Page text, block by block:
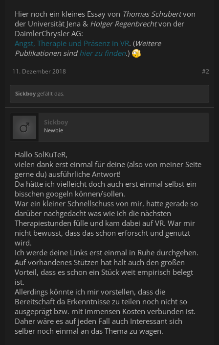
Hier noch ein kleines Essay von Thomas Schubertvon
der Universität Jena & Holger Regenbrechtvon der
DaimlerChrysler AG:
Angst, Therapie und Präsenz in VR. (Weitere
Publikationen sindhier zu finden.)
#2
11. Dezember 2018
Sickboy gefällt das.
Sickboy
Newbie
Hallo SolKuTeR,
vielen dank erst einmal für deine (also von meiner Seite
gerne du) ausführliche Antwort!
Da hätte ich vielleicht doch auch erst einmal selbst ein
bisschen googeln können/sollen.
War ein kleiner Schnellschuss von mir, hatte gerade so
darüber nachgedacht was wie ich die nächsten
Therapiestunden fülle und kam dabei auf VR. War mir
nicht bewusst, dass das schon erforscht und genutzt
wird.
Ich werde deine Links erst einmal in Ruhe durchgehen.
Auf vorhandenes Stützen hat halt auch den großen
Vorteil, dass es schon ein Stück weit empirisch belegt
ist.
Allerdings könnte ich mir vorstellen, dass die
Bereitschaft da Erkenntnisse zu teilen noch nicht so
ausgeprägt bzw. mit immensen Kosten verbunden ist.
Daher wäre es auf jeden Fall auch Interessant sich
selber noch einmal an das Thema zu wagen.